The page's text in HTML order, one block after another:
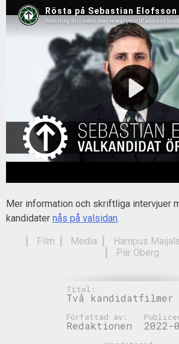
Mer information och skriftliga intervjuer
kandidater nås på valsidan.
Film
Media Hampus Maijala
Pär Öberg
Titel:
Två
Författad av:
Redaktionen 2022-